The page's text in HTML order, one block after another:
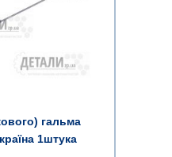
гальма
1штука